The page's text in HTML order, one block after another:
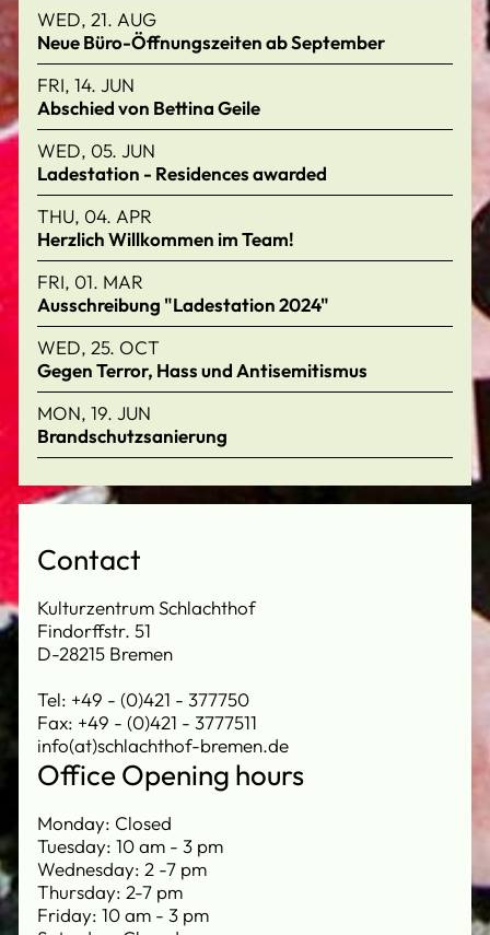
WED, 21. AUG
Neue Büro-Öffnungszeiten ab September
FRI, 14. JUN
Abschied von Bettina Geile
WED, 05. JUN
Ladestation - Residences awarded
THU, 04. APR
Herzlich Willkommen im Team!
FRI, 01. MAR
Ausschreibung "Ladestation 2024"
WED, 25. OCT
Gegen Terror, Hass und Antisemitismus
MON, 19. JUN
Brandschutzsanierung
Contact
Kulturzentrum Schlachthof
Findorffstr. 51
D-28215 Bremen
Tel: +49 - (0)421 - 377750
Fax: +49 - (0)421 - 3777511
info(at)schlachthof-bremen.de
Office Opening hours
Monday: Closed
Tuesday: 10 am - 3 pm
Wednesday: 2 -7 pm
Thursday: 2-7 pm
Friday: 10 am - 3 pm